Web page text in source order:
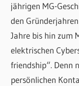
jährigen MG-
den
Jahre bis hin zum
elektrischen
friendship“. Denn
persönlichen